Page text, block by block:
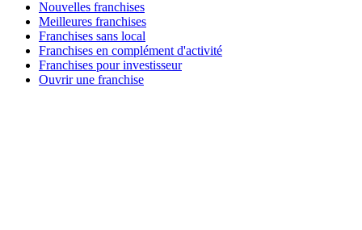
Nouvelles franchises
Meilleures franchises
Franchises sans local
Franchises en complément d'activité
Franchises pour investisseur
Ouvrir une franchise